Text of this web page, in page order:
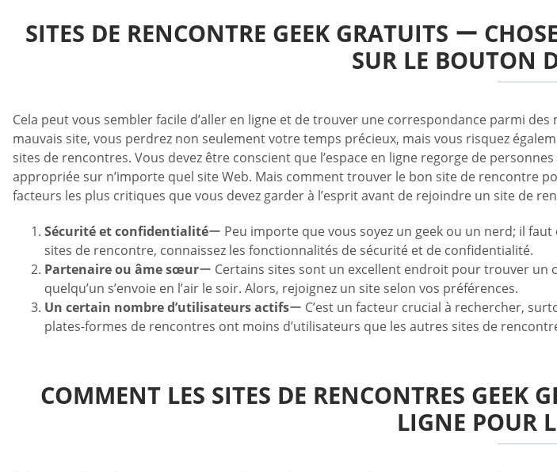
SITES DE RENCONTRE GEEK GRATUITS ー
SUR LE BOUTON
Cela peut vous sembler facile d’aller en ligne et de trouver une correspondance parmi
mauvais site, vous perdrez non seulement votre temps précieux, mais vous risquez
sites de rencontres. Vous devez être conscient que l’espace en ligne regorge de
appropriée sur n’importe quel site Web. Mais comment trouver le bon site de rencontre
facteurs les plus critiques que vous devez garder à l’esprit avant de rejoindre un site de
Sécurité et confidentialitéー Peu importe que vous soyez un geek ou un nerd; il
sites de rencontre, connaissez les fonctionnalités de sécurité et de confidentialité.
Partenaire ou âme sœurー Certains sites sont un excellent endroit pour trouver un
quelqu’un s’envoie en l’air le soir. Alors, rejoignez un site selon vos préférences.
Un certain nombre d’utilisateurs actifsー C’est un facteur crucial à rechercher,
plates-formes de rencontres ont moins d’utilisateurs que les autres sites de
COMMENT LES SITES DE RENCONTRES GEEK
LIGNE POUR